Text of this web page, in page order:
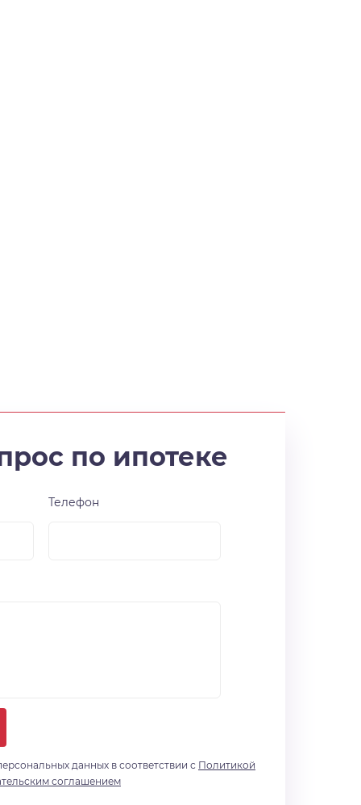
по ипотеке
Телефон
данных в соответствии с Политикой
соглашением